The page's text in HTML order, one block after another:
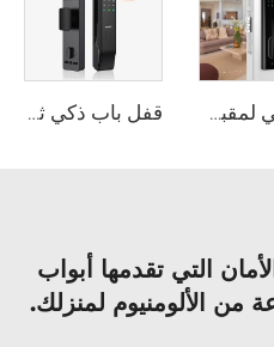
قفل ذكي لمقبض الباب بدون مفتاح باستخدام كلمة المرور الرقمية وتقنية RFID وNFC وبصمة الإصبع مع كاميرا Tuya WiFi Tenon A5 Pro قفل باب ذكي ثلاثي الأبعاد للوجه والبصمة مع كاميرا تنون D2 برو
التي تقدمها أبواب
من الألومنيوم لمنزلك.